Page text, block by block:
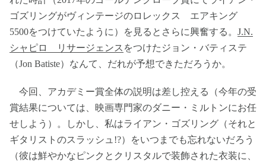
ゴズリングがヴィンテージのロレックス エアキング
5500をつけていたように）を見るとさらに興奮する。 J.N.
シャピロ リサージェンス をつけたジョン・バティステ
（Jon Batiste）なんて、だれが予想できただろうか。
今回、アカデミー賞全体の説明は差し控える（今年の受
賞結果については、映画専門家のダニー・ミルトンにお任
せしよう）。しかし、私はライアン・ゴズリング（それと
ギタリストのスラッシュ!?）をいつまでも忘れないだろう
（彼は鮮やかなピンクとクリスタルで装飾された衣装に、